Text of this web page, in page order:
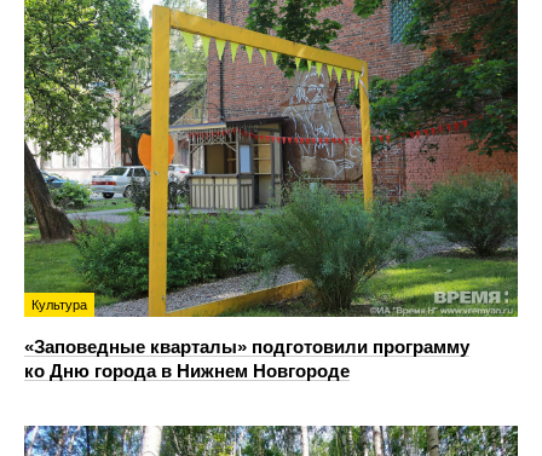
Культура
«Заповедные кварталы» подготовили программу
ко Дню города в Нижнем Новгороде